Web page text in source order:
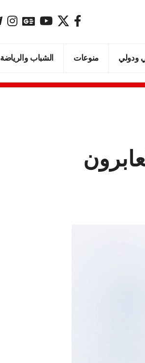
ودولي منوعات الشباب والرياضة